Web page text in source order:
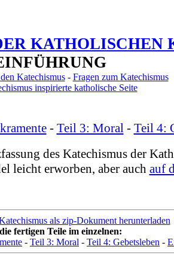
KATHOLISCHEN
Katechismus- Fragen zum Katechismus
inspirierte katholische Seite
- Teil 3: Moral- Teil 4:
des Katechismus der
leicht erworben, aber auch auf
als zip-Dokument herunterladen
fertigen Teile im einzelnen:
- Teil 3: Moral - Teil 4: Gebetsleben -